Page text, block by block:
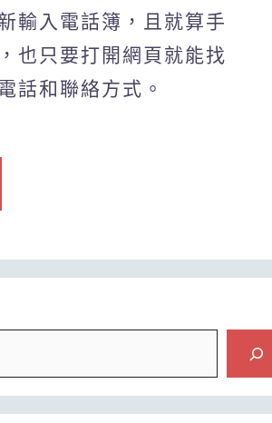
輸入電話簿，且就算手
也只要打開網頁就能找
話和聯絡方式。